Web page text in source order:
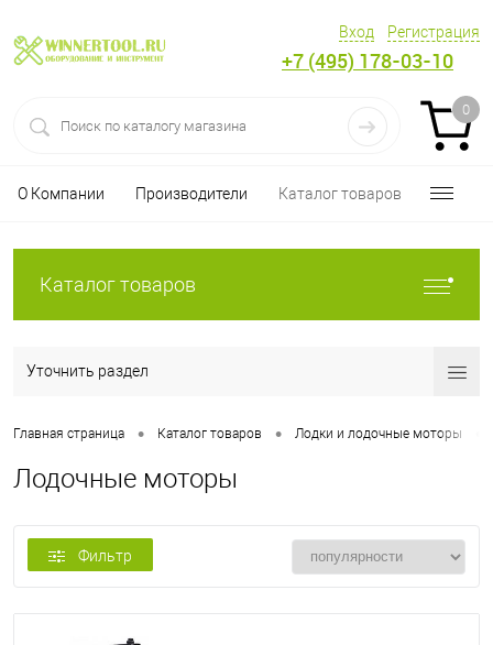
Вход Регистрация
+7 (495) 178-03-10
0
О Компании Производители Каталог товаров
Каталог товаров
Уточнить раздел
Главная страница • Каталог товаров • Лодки и лодочные моторы
Лодочные моторы
Фильтр